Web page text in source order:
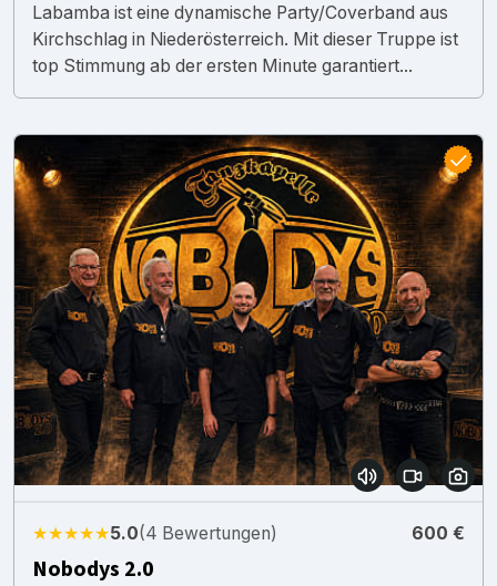
Labamba ist eine dynamische Party/Coverband aus
Kirchschlag in Niederösterreich. Mit dieser Truppe ist
top Stimmung ab der ersten Minute garantiert...
★★★★★5.0(4 Bewertungen) 600 €
Nobodys 2.0